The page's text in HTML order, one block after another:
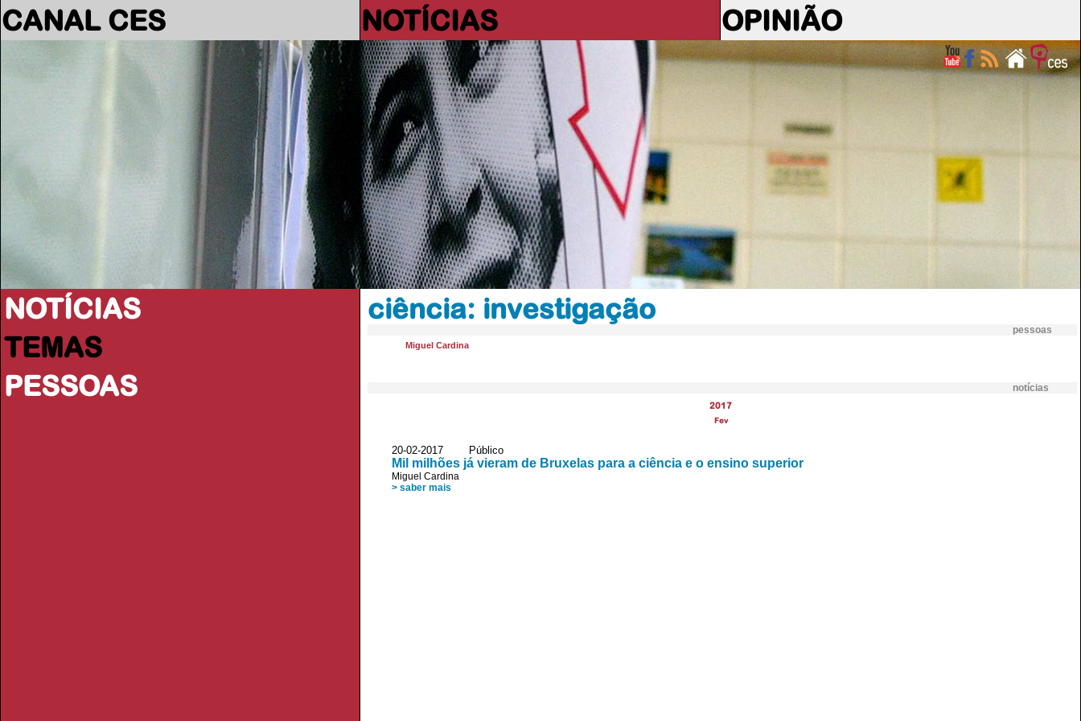
CANAL CES NOTÍCIAS OPINIÃO
NOTÍCIAS
TEMAS
PESSOAS
ciência: investigação
pessoas
Miguel Cardina
notícias
2017
Fev
20-02-2017 Público
Mil milhões já vieram de Bruxelas para a ciência e o ensino superior
Miguel Cardina
> saber mais